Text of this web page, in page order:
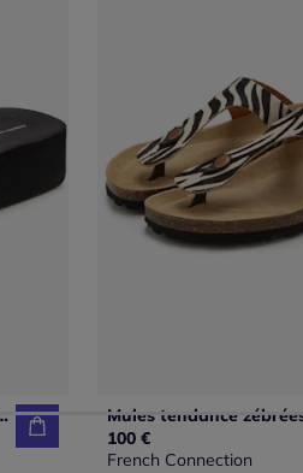
imperméable et talon légèrement compensé
100 €
French Connection